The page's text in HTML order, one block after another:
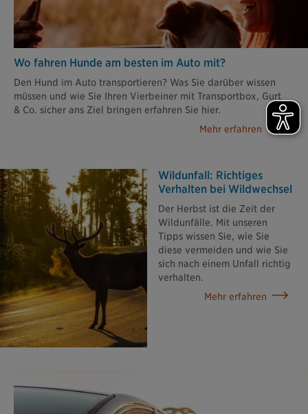
Wo fahren Hunde am besten im Auto mit?
Den Hund im Auto transportieren? Was Sie darüber wissen
müssen und wie Sie Ihren Vierbeiner mit Transportbox, Gurt
& Co. sicher ans Ziel bringen erfahren Sie hier.
Mehr erfahren
Wildunfall: Richtiges
Verhalten bei Wildwechsel
Der Herbst ist die Zeit der
Wildunfälle. Mit unseren
Tipps wissen Sie, wie Sie
diese vermeiden und wie Sie
sich nach einem Unfall richtig
verhalten.
Mehr erfahren